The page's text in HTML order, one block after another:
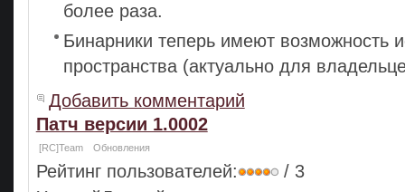
более раза.
Бинарники теперь имеют возможность
пространства (актуально для
Добавить комментарий
Патч версии 1.0002
[RC]Team Обновления
Рейтинг пользователей:
/ 3